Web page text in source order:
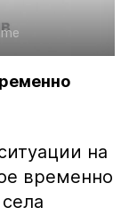
на
временно